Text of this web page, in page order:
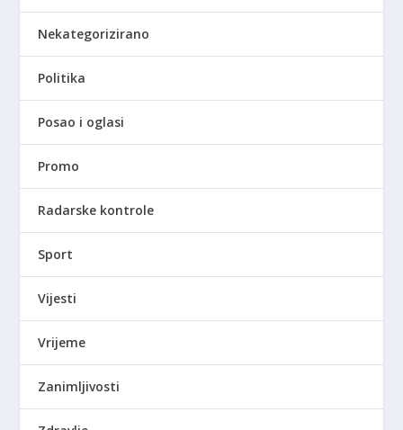
Nekategorizirano
Politika
Posao i oglasi
Promo
Radarske kontrole
Sport
Vijesti
Vrijeme
Zanimljivosti